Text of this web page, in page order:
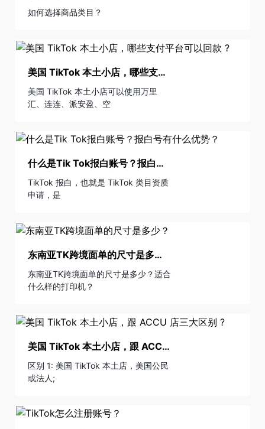
如何选择商品类目？
美国 TikTok 本土小店，哪些支付平台可以回款 ?
美国 TikTok 本土小店可以使用万里
汇、连连、派安盈、空
什么是Tik Tok报白账号？报白号有什么优势？
TikTok 报白，也就是 TikTok 类目资质
申请，是
东南亚TK跨境面单的尺寸是多少？
东南亚TK跨境面单的尺寸是多少？适合
什么样的打印机？
美国 TikTok 本土小店，跟 ACCU 店三大区别 ?
区别 1: 美国 TikTok 本土店，美国公民
或法人;